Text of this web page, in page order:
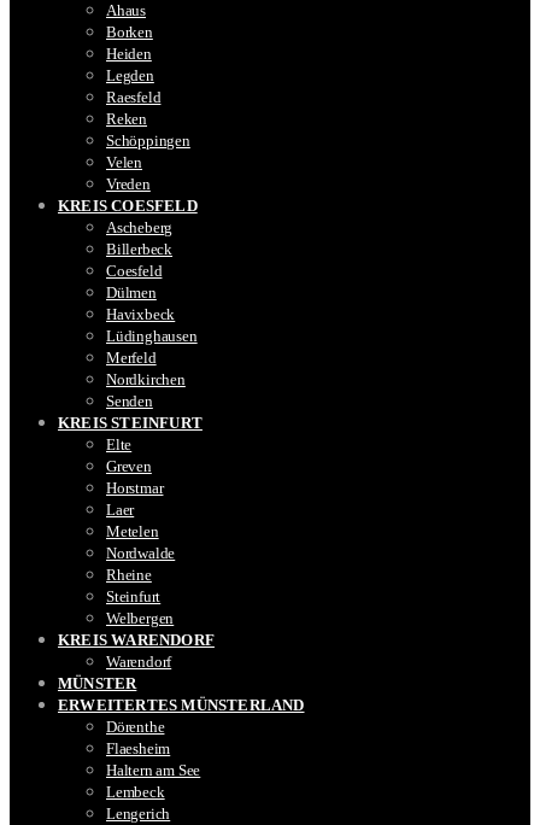
Ahaus
Borken
Heiden
Legden
Raesfeld
Reken
Schöppingen
Velen
Vreden
KREIS COESFELD
Ascheberg
Billerbeck
Coesfeld
Dülmen
Havixbeck
Lüdinghausen
Merfeld
Nordkirchen
Senden
KREIS STEINFURT
Elte
Greven
Horstmar
Laer
Metelen
Nordwalde
Rheine
Steinfurt
Welbergen
KREIS WARENDORF
Warendorf
MÜNSTER
ERWEITERTES MÜNSTERLAND
Dörenthe
Flaesheim
Haltern am See
Lembeck
Lengerich